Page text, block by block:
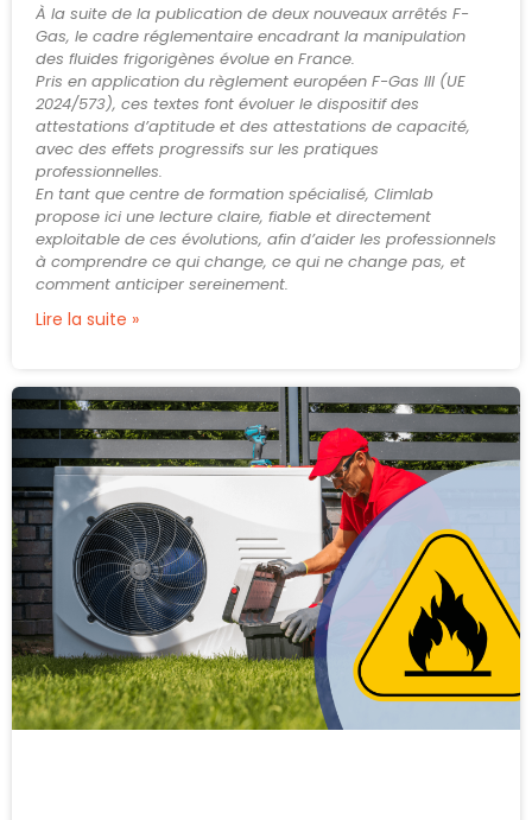
À la suite de la publication de deux nouveaux arrêtés F-
Gas, le cadre réglementaire encadrant la manipulation
des fluides frigorigènes évolue en France.
Pris en application du règlement européen F-Gas III (UE
2024/573), ces textes font évoluer le dispositif des
attestations d’aptitude et des attestations de capacité,
avec des effets progressifs sur les pratiques
professionnelles.
En tant que centre de formation spécialisé, Climlab
propose ici une lecture claire, fiable et directement
exploitable de ces évolutions, afin d’aider les professionnels
à comprendre ce qui change, ce qui ne change pas, et
comment anticiper sereinement.
Lire la suite »